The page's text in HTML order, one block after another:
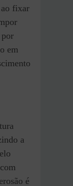
ao fixar
em
a
é